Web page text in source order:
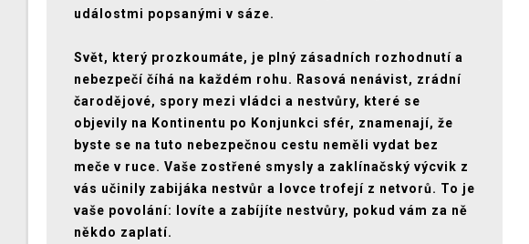
událostmi popsanými v sáze.
Svět, který prozkoumáte, je plný zásadních rozhodnutí a
nebezpečí číhá na každém rohu. Rasová nenávist, zrádní
čarodějové, spory mezi vládci a nestvůry, které se
objevily na Kontinentu po Konjunkci sfér, znamenají, že
byste se na tuto nebezpečnou cestu neměli vydat bez
meče v ruce. Vaše zostřené smysly a zaklínačský výcvik z
vás učinily zabijáka nestvůr a lovce trofejí z netvorů. To je
vaše povolání: lovíte a zabíjíte nestvůry, pokud vám za ně
někdo zaplatí.